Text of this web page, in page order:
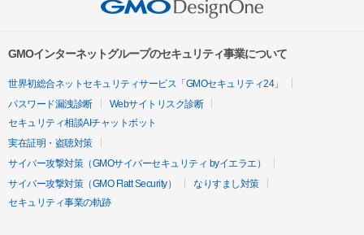
GMOインターネットグループのセキュリティ事業について
世界初総合ネットセキュリティサービス「GMOセキュリティ24」
パスワード漏洩診断
Webサイトリスク診断
セキュリティ相談AIチャットボット
実在証明・盗聴対策
サイバー攻撃対策（GMOサイバーセキュリティ byイエラエ）
サイバー攻撃対策（GMO Flatt Security）
なりすまし対策
セキュリティ事業の軌跡